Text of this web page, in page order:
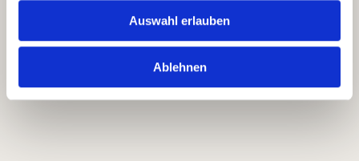
Auswahl erlauben
Ablehnen